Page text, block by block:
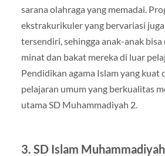
sarana olahraga yang memadai.
ekstrakurikuler yang bervariasi
tersendiri, sehingga anak-anak bisa
minat dan bakat mereka di luar
Pendidikan agama Islam yang kuat
pelajaran umum yang berkualitas
utama SD Muhammadiyah 2.
3. SD Islam